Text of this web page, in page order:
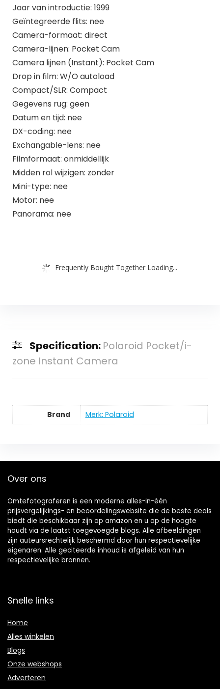
Jaar van introductie: 1999
Geïntegreerde flits: nee
Camera-formaat: direct
Camera-lijnen: Pocket Cam
Camera lijnen (Instant): Pocket Cam
Drop in film: W/O autoload
Compact/SLR: Compact
Gegevens rug: geen
Datum en tijd: nee
DX-coding: nee
Exchangable-lens: nee
Filmformaat: onmiddellijk
Midden rol wijzigen: zonder
Mini-type: nee
Motor: nee
Panorama: nee
Frequently Bought Together Loading...
Specification: Polaroid Pocket/i-
zone Instant Camera
Brand Merk: Polaroid
Over ons
Omtefotograferen is een moderne alles-in-één
prijsvergelijkings- en beoordelingswebsite die de beste deals
biedt die beschikbaar zijn op amazon en u op de hoogte
houdt via de laatst toegevoegde blogs. Alle afbeeldingen
zijn auteursrechtelijk beschermd door hun respectievelijke
eigenaren. Alle geciteerde inhoud is afgeleid van hun
respectievelijke bronnen.
Snelle links
Home
Alles winkelen
Blogs
Onze webshops
Adverteren